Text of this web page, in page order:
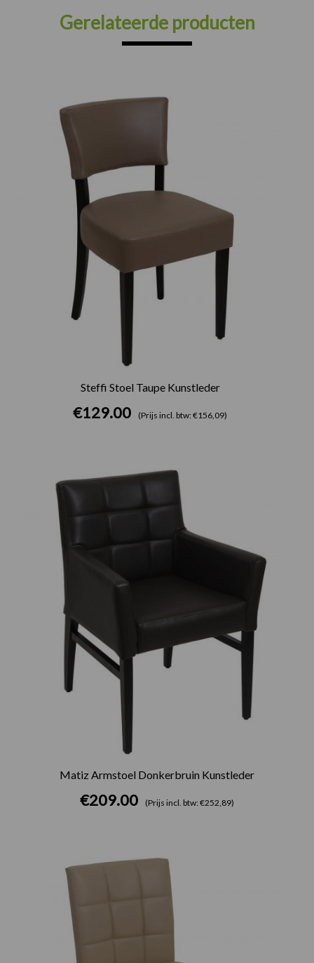
Gerelateerde producten
Steffi Stoel Taupe Kunstleder
€129.00 (Prijs incl. btw: €156,09)
Matiz Armstoel Donkerbruin Kunstleder
€209.00 (Prijs incl. btw: €252,89)